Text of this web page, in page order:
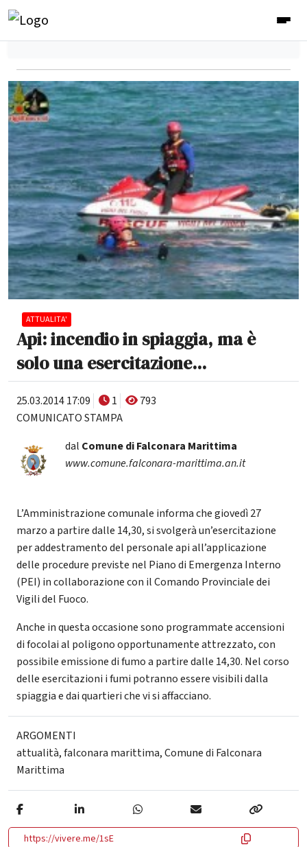
ATTUALITA'
Api: incendio in spiaggia, ma è
solo una esercitazione...
25.03.2014 17:09 1
793
COMUNICATO STAMPA
dal Comune di Falconara Marittima
www.comune.falconara-marittima.an.it
L’Amministrazione comunale informa che giovedì 27
marzo a partire dalle 14,30, si svolgerà un’esercitazione
per addestramento del personale api all’applicazione
delle procedure previste nel Piano di Emergenza Interno
(PEI) in collaborazione con il Comando Provinciale dei
Vigili del Fuoco.
Anche in questa occasione sono programmate accensioni
di focolai al poligono opportunamente attrezzato, con
possibile emissione di fumo a partire dalle 14,30. Nel corso
delle esercitazioni i fumi potranno essere visibili dalla
spiaggia e dai quartieri che vi si affacciano.
ARGOMENTI
attualità,falconara marittima,Comune di Falconara
Marittima
https://vivere.me/1sE